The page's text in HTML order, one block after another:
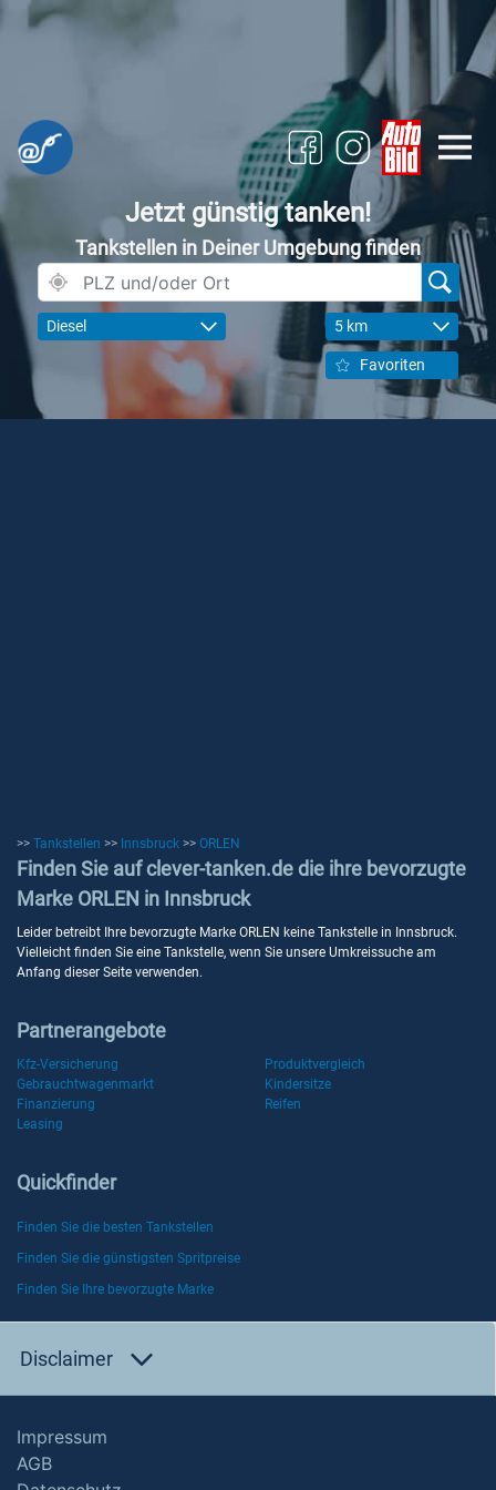
Jetzt günstig tanken!
Tankstellen in Deiner Umgebung finden
Diesel 5 km
Favoriten
>> Tankstellen >> Innsbruck >> ORLEN
Finden Sie auf clever-tanken.de die ihre bevorzugte
Marke ORLEN in Innsbruck
Leider betreibt Ihre bevorzugte Marke ORLEN keine Tankstelle in Innsbruck.
Vielleicht finden Sie eine Tankstelle, wenn Sie unsere Umkreissuche am
Anfang dieser Seite verwenden.
Partnerangebote
Kfz-Versicherung
Produktvergleich
Gebrauchtwagenmarkt
Kindersitze
Finanzierung
Reifen
Leasing
Quickfinder
Finden Sie die besten Tankstellen
Finden Sie die günstigsten Spritpreise
Finden Sie Ihre bevorzugte Marke
Disclaimer
Impressum
AGB